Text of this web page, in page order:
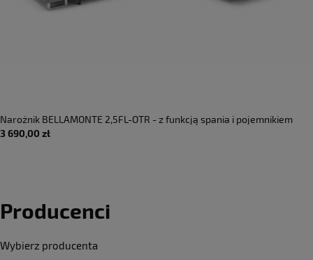
Narożnik BELLAMONTE 2,5FL-OTR - z funkcją spania i pojemnikiem
3 690,00 zł
Producenci
Wybierz producenta